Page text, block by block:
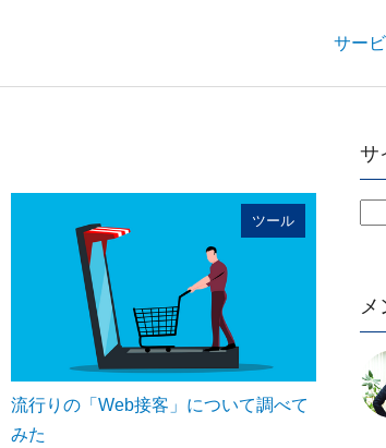
サー
ツール
流行りの「Web接客」について調べて
みた
サ
メ